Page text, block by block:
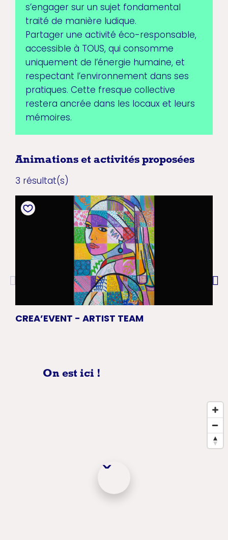
s’engager sur un sujet fondamental
traité de manière ludique.
Partager une activité éco-responsable,
accessible à TOUS, qui consomme
uniquement de l’énergie humaine, et
respectant l’environnement dans ses
pratiques. Cette fresque collective
restera ancrée dans les locaux et leurs
mémoires.
Animations et activités proposées
3 résultat(s)
CREA’EVENT - ARTIST TEAM
On est ici !